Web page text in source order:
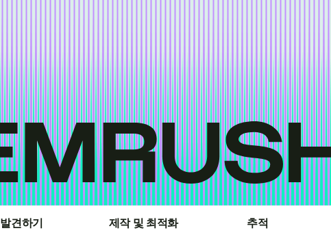
발견하기 제작 및 최적화 추적